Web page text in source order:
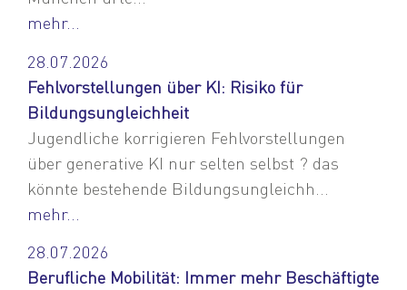
mehr...
28.07.2026
Fehlvorstellungen über KI: Risiko für
Bildungsungleichheit
Jugendliche korrigieren Fehlvorstellungen
über generative KI nur selten selbst ? das
könnte bestehende Bildungsungleichh...
mehr...
28.07.2026
Berufliche Mobilität: Immer mehr Beschäftigte